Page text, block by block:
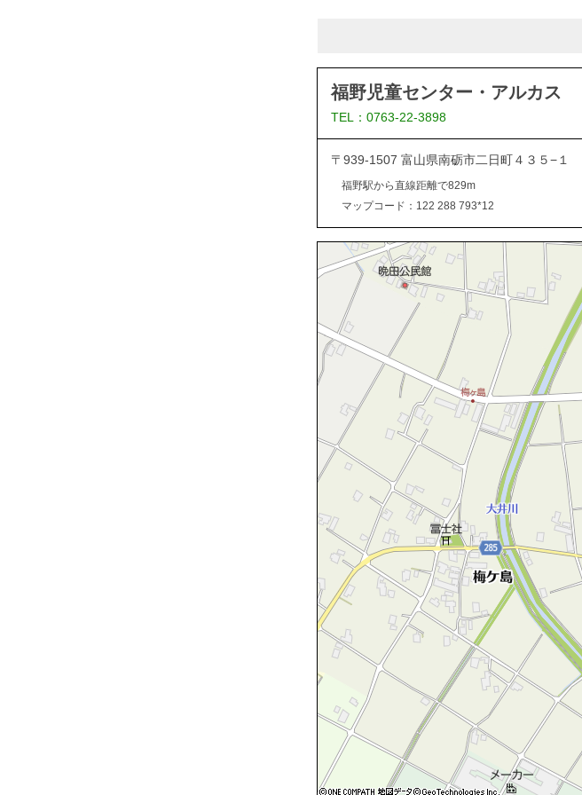
福野児童センター・アルカス
TEL：0763-22-3898
〒939-1507 富山県南砺市二日町４３５−１
福野駅から直線距離で829m
マップコード：122 288 793*12